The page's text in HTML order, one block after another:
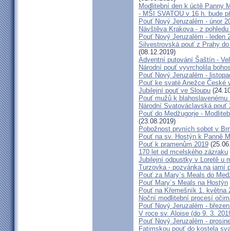
Modlitební den k úctě Panny
- MŠI SVATOU v 16 h. bude
Pouť Nový Jeruzalém - únor
Návštěva Krakova - z
Pouť Nový Jeruzalém - leden
Silvestrovská pouť z Prahy
(08.12.2019)
Adventní putování Šaštín -
Národní pouť vyvrcholila
Pouť Nový Jeruzalém -
Pouť ke svaté Anežce České
Jubilejní pouť ve Sloupu
Pouť mužů k blahoslavenému
Národní Svatováclavská pouť
Pouť do Medžugorje -
(23.08.2019)
Pobožnost prvních sobot v
Pouť na sv. Hostýn k Panně
Pouť k pramenům 2019
170 let od mcelského zázraku
Jubilejní odpustky v Loretě u
Turzovka - pozvánka na jarní
Pouť za Mary´s Meals do
Pouť Mary´s Meals na Hostýn
Pouť na Křemešník 1. května
Noční modlitební procesí
Pouť Nový Jeruzalém -
V roce sv. Aloise (do 9. 3.
Pouť Nový Jeruzalém -
Fatimskou pouť do kostela